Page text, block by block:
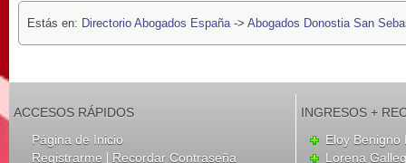
Estás en: Directorio Abogados España-> Abogados Donostia San
ACCESOS RÁPIDOS
Página de Inicio
Registrarme | Recordar Contraseña
INGRESOS +
Eloy Benigno
Lorena